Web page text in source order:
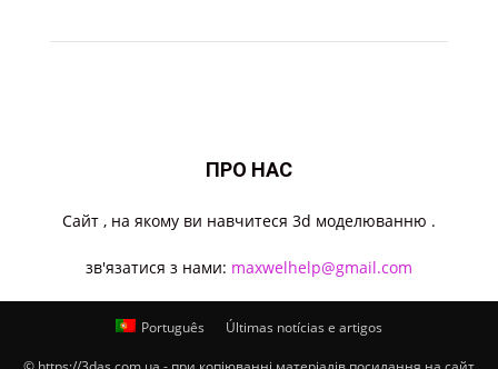
ПРО НАС
Cайт , на якому ви навчитеся 3d моделюванню .
зв'язатися з нами: maxwelhelp@gmail.com
Português Últimas notícias e artigos